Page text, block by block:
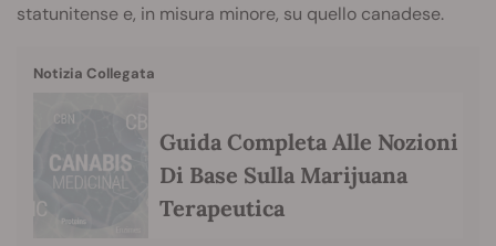
statunitense e, in misura minore, su quello canadese.
Notizia Collegata
Guida Completa Alle Nozioni
Di Base Sulla Marijuana
Terapeutica